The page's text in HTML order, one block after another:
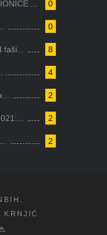
0
...
0
8
4
2
2
2
KRNJIĆ